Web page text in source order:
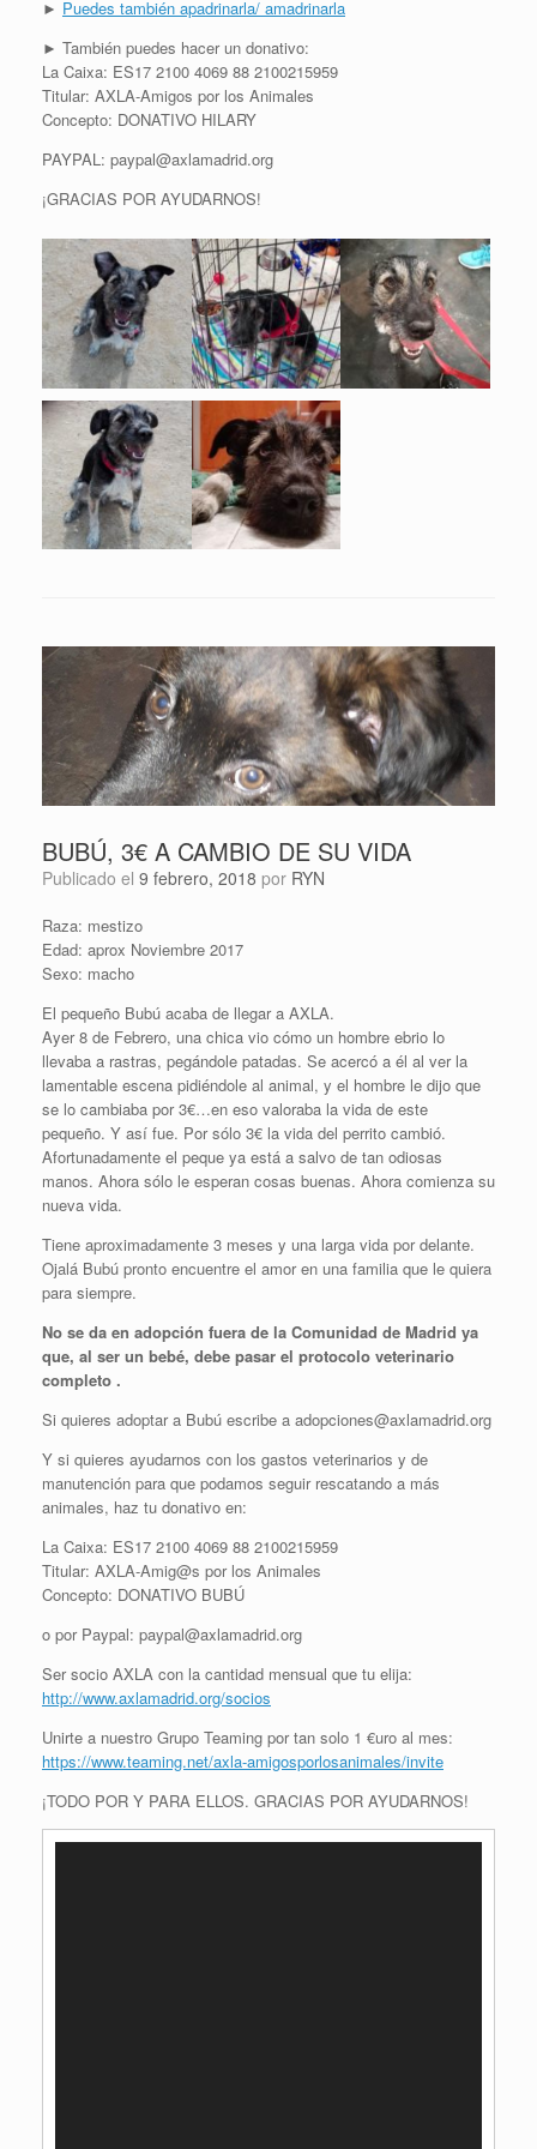
► Puedes también apadrinarla/ amadrinarla
► También puedes hacer un donativo:
La Caixa: ES17 2100 4069 88 2100215959
Titular: AXLA-Amigos por los Animales
Concepto: DONATIVO HILARY
PAYPAL: paypal@axlamadrid.org
¡GRACIAS POR AYUDARNOS!
BUBÚ, 3€ A CAMBIO DE SU VIDA
Publicado el 9 febrero, 2018 por RYN
Raza: mestizo
Edad: aprox Noviembre 2017
Sexo: macho
El pequeño Bubú acaba de llegar a AXLA.
Ayer 8 de Febrero, una chica vio cómo un hombre ebrio lo
llevaba a rastras, pegándole patadas. Se acercó a él al ver la
lamentable escena pidiéndole al animal, y el hombre le dijo que
se lo cambiaba por 3€…en eso valoraba la vida de este
pequeño. Y así fue. Por sólo 3€ la vida del perrito cambió.
Afortunadamente el peque ya está a salvo de tan odiosas
manos. Ahora sólo le esperan cosas buenas. Ahora comienza su
nueva vida.
Tiene aproximadamente 3 meses y una larga vida por delante.
Ojalá Bubú pronto encuentre el amor en una familia que le quiera
para siempre.
No se da en adopción fuera de la Comunidad de Madrid ya
que, al ser un bebé, debe pasar el protocolo veterinario
completo .
Si quieres adoptar a Bubú escribe a adopciones@axlamadrid.org
Y si quieres ayudarnos con los gastos veterinarios y de
manutención para que podamos seguir rescatando a más
animales, haz tu donativo en:
La Caixa: ES17 2100 4069 88 2100215959
Titular: AXLA-Amig@s por los Animales
Concepto: DONATIVO BUBÚ
o por Paypal: paypal@axlamadrid.org
Ser socio AXLA con la cantidad mensual que tu elija:
http://www.axlamadrid.org/socios
Unirte a nuestro Grupo Teaming por tan solo 1 €uro al mes:
https://www.teaming.net/axla-amigosporlosanimales/invite
¡TODO POR Y PARA ELLOS. GRACIAS POR AYUDARNOS!